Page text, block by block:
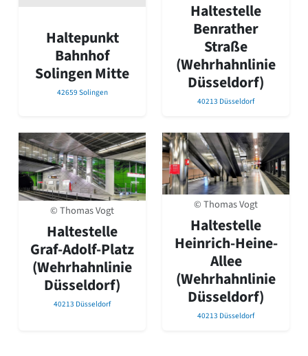
Haltepunkt
Bahnhof
Solingen Mitte
42659 Solingen
Haltestelle
Benrather
Straße
(Wehrhahnlinie
Düsseldorf)
40213 Düsseldorf
© Thomas Vogt
Haltestelle
Graf-Adolf-Platz
(Wehrhahnlinie
Düsseldorf)
40213 Düsseldorf
© Thomas Vogt
Haltestelle
Heinrich-Heine-
Allee
(Wehrhahnlinie
Düsseldorf)
40213 Düsseldorf